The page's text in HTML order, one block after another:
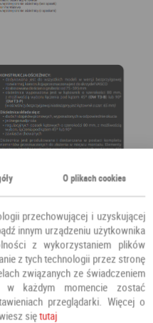
O plikach cookies
przechowującej i uzyskującej
innym urządzeniu użytkownika
z wykorzystaniem plików
z tych technologii przez stronę
związanych ze świadczeniem
w każdym momencie zostać
przeglądarki. Więcej o
siętutaj